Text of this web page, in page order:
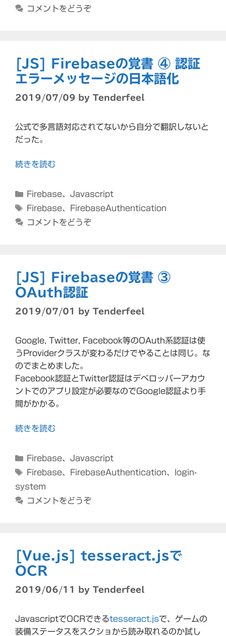
グ
コメントをどうぞ
[JS] Firebaseの覚書 ④ 認証
エラーメッセージの日本語化
2019/07/09 by Tenderfeel
公式で多言語対応されてないから自分で翻訳しないと
だった。
続きを読む
カ
テ
Firebase、 Javascript
タ
グ
Firebase、
FirebaseAuthentication
コメントをどうぞ
[JS] Firebaseの覚書 ③
OAuth認証
2019/07/01 by Tenderfeel
Google, Twitter, Facebook等のOAuth系認証は使
うProviderクラスが変わるだけでやることは同じ。な
のでまとめました。
Facebook認証とTwitter認証はデベロッパーアカウ
ントでのアプリ設定が必要なのでGoogle認証より手
間がかかる。
続きを読む
カ
テ
ー
Firebase、 Javascript
タ
グ
Firebase、 FirebaseAuthentication、
login-
system
コメントをどうぞ
[Vue.js] tesseract.jsで
OCR
2019/06/11 by Tenderfeel
JavascriptでOCRできるtesseract.jsで、ゲームの
装備ステータスをスクショから読み取れるのか試し